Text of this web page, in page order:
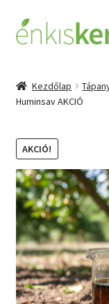
Ugrás
a
Kilépés
a
Termékek
A talajmegújító
Tudásbázis
Rólunk
Kapcsolat
Fiókom
Kezdőlap
Huminsav AKCIÓ
AKCIÓ!